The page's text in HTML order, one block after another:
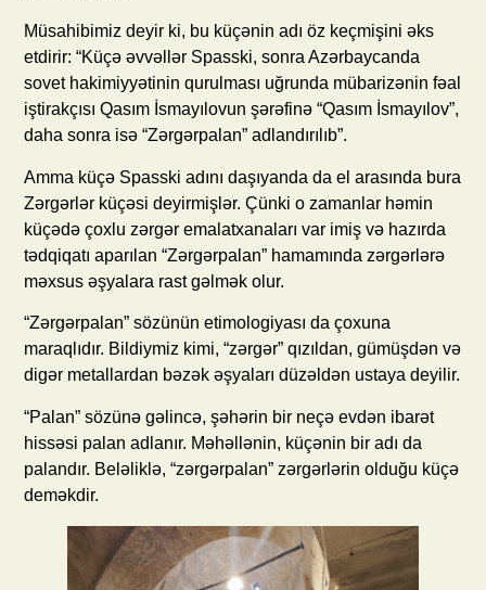
Müsahibimiz deyir ki, bu küçənin adı öz keçmişini əks
etdirir: “Küçə əvvəllər Spasski, sonra Azərbaycanda
sovet hakimiyyətinin qurulması uğrunda mübarizənin fəal
iştirakçısı Qasım İsmayılovun şərəfinə “Qasım İsmayılov”,
daha sonra isə “Zərgərpalan” adlandırılıb”.
Amma küçə Spasski adını daşıyanda da el arasında bura
Zərgərlər küçəsi deyirmişlər. Çünki o zamanlar həmin
küçədə çoxlu zərgər emalatxanaları var imiş və hazırda
tədqiqatı aparılan “Zərgərpalan” hamamında zərgərlərə
məxsus əşyalara rast gəlmək olur.
“Zərgərpalan” sözünün etimologiyası da çoxuna
maraqlıdır. Bildiymiz kimi, “zərgər” qızıldan, gümüşdən və
digər metallardan bəzək əşyaları düzəldən ustaya deyilir.
“Palan” sözünə gəlincə, şəhərin bir neçə evdən ibarət
hissəsi palan adlanır. Məhəllənin, küçənin bir adı da
palandır. Beləliklə, “zərgərpalan” zərgərlərin olduğu küçə
deməkdir.